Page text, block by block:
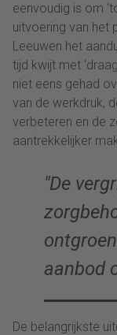
eenvoudig is om
uitvoering van het
Leeuwen het
tijd kwijt met
niet eens gehad
van de werkdruk,
verbeteren en de
aantrekkelijker
De
aanbod
De belangrijkste